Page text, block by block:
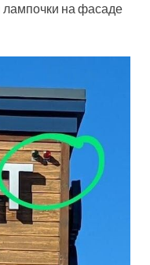
лампочки на фасаде